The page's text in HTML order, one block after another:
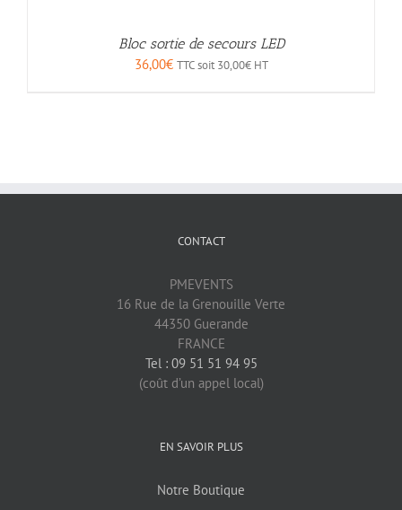
Bloc sortie de secours LED
36,00€ TTC soit 30,00€HT
CONTACT
PMEVENTS
16 Rue de la Grenouille Verte
44350 Guerande
FRANCE
Tel : 09 51 51 94 95
(coût d’un appel local)
EN SAVOIR PLUS
Notre Boutique